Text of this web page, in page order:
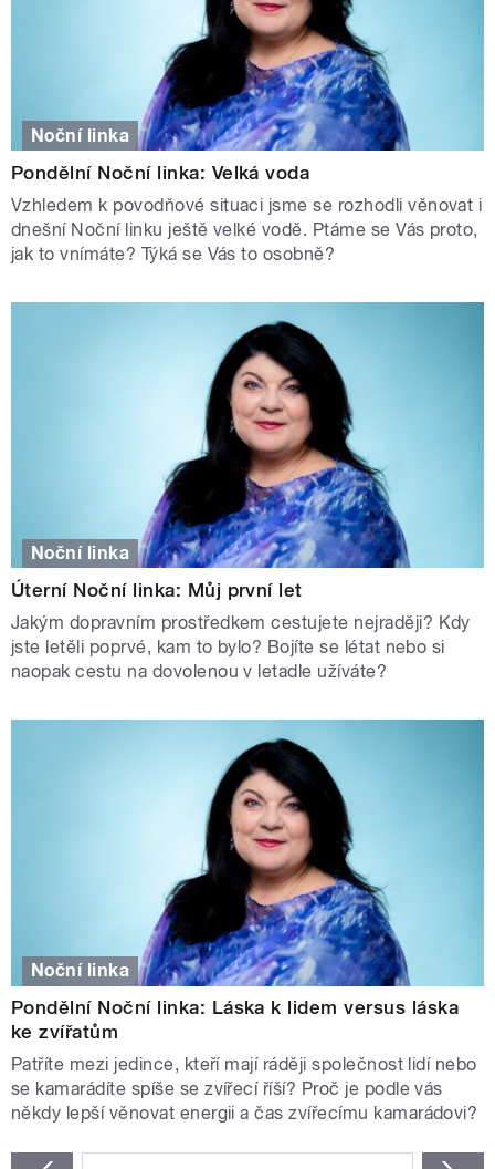
Noční linka
Pondělní Noční linka: Velká voda
Vzhledem k povodňové situaci jsme se rozhodli věnovat i
dnešní Noční linku ještě velké vodě. Ptáme se Vás proto,
jak to vnímáte? Týká se Vás to osobně?
Noční linka
Úterní Noční linka: Můj první let
Jakým dopravním prostředkem cestujete nejraději? Kdy
jste letěli poprvé, kam to bylo? Bojíte se létat nebo si
naopak cestu na dovolenou v letadle užíváte?
Noční linka
Pondělní Noční linka: Láska k lidem versus láska
ke zvířatům
Patříte mezi jedince, kteří mají ráději společnost lidí nebo
se kamarádíte spíše se zvířecí říší? Proč je podle vás
někdy lepší věnovat energii a čas zvířecímu kamarádovi?